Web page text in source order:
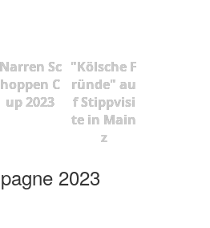
Narren Sc
hoppen C
up 2023
"Kölsche F
ründe" au
f Stippvisi
te in Main
z
2023